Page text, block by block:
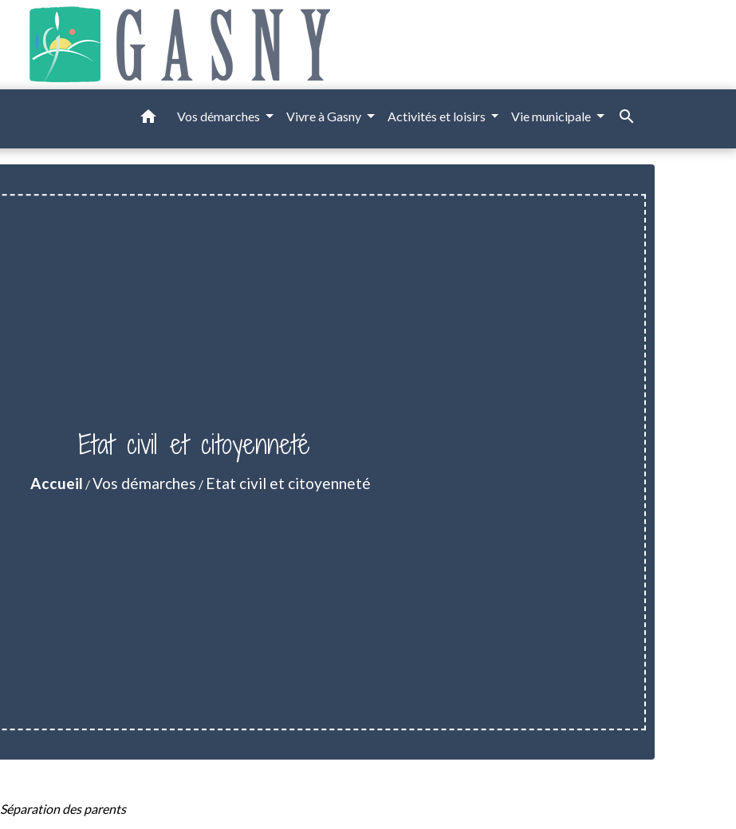
home Vos démarches Vivre à Gasny Activités et loisirs Vie municipale search
Etat civil et citoyenneté
Accueil /Vos démarches / Etat civil et citoyenneté
Séparation des parents